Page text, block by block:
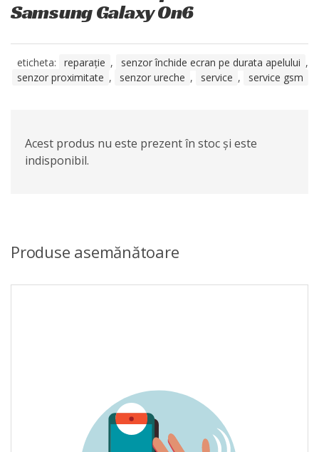
Samsung Galaxy On6
eticheta: reparație , senzor închide ecran pe durata apelului ,
senzor proximitate , senzor ureche , service , service gsm
Acest produs nu este prezent în stoc și este
indisponibil.
Produse asemănătoare